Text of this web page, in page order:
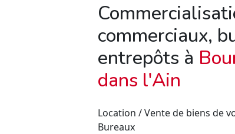
commerciaux,
entrepôts à
dans l'Ain
Location / Vente de biens de
Bureaux